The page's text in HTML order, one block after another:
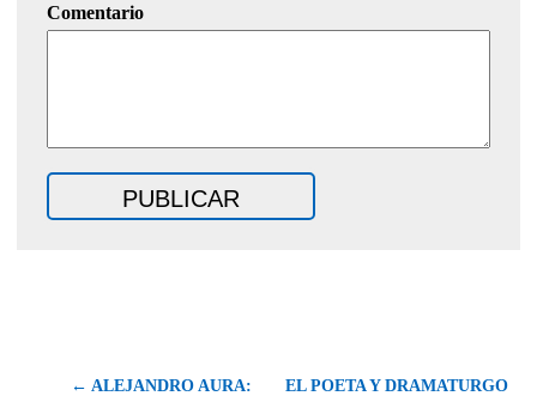
Comentario
← ALEJANDRO AURA: EL POETA Y DRAMATURGO